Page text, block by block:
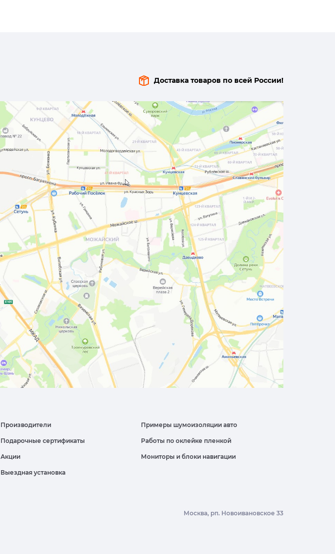
Доставка товаров по всей России!
Производители
Подарочные сертификаты
Акции
Выездная установка
Примеры шумоизоляции авто
Работы по оклейке пленкой
Мониторы и блоки навигации
Москва, рп. Новоивановское 33